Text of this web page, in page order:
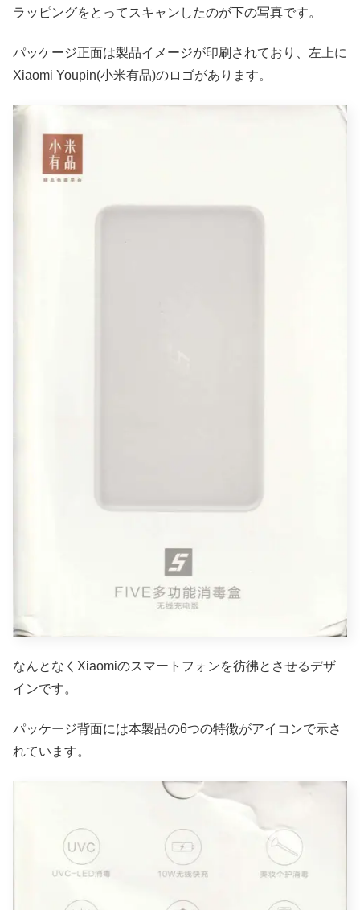
ラッピングをとってスキャンしたのが下の写真です。
パッケージ正面は製品イメージが印刷されており、左上に
Xiaomi Youpin(小米有品)のロゴがあります。
なんとなくXiaomiのスマートフォンを彷彿とさせるデザ
インです。
パッケージ背面には本製品の6つの特徴がアイコンで示さ
れています。